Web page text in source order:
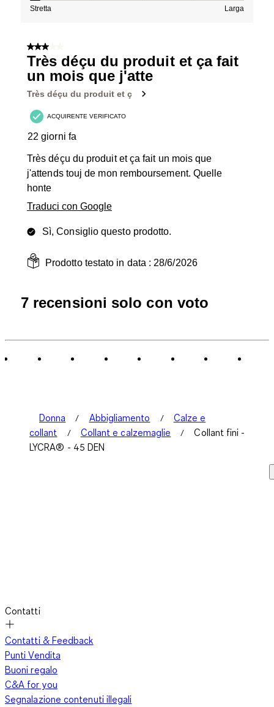
Stretta Larga
3 su 5 stelle.
Très déçu du produit et ça fait
un mois que j'atte
Très déçu du produit et ç
ACQUIRENTE VERIFICATO
22 giorni fa
Très déçu du produit et ça fait un mois que
j'attends touj de mon remboursement. Quelle
honte
Traduci con Google
Sì, Consiglio questo prodotto.
Prodotto testato in data :28/6/2026
7 recensioni solo con voto
Donna Abbigliamento
Calze e
collant
Collant e calzemaglie
Collant fini -
LYCRA® - 45 DEN
Contatti
Contatti & Feedback
Punti Vendita
Buoni regalo
C&A for you
Segnalazione contenuti illegali